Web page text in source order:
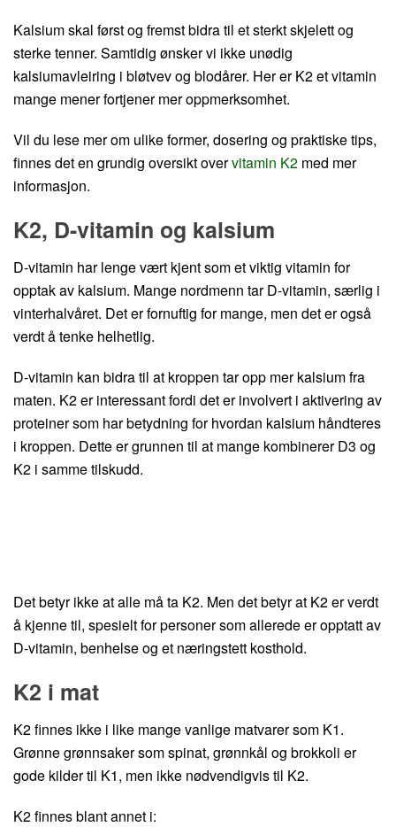
Kalsium skal først og fremst bidra til et sterkt skjelett og
sterke tenner. Samtidig ønsker vi ikke unødig
kalsiumavleiring i bløtvev og blodårer. Her er K2 et vitamin
mange mener fortjener mer oppmerksomhet.
Vil du lese mer om ulike former, dosering og praktiske tips,
finnes det en grundig oversikt overvitamin K2 med mer
informasjon.
K2, D-vitamin og kalsium
D-vitamin har lenge vært kjent som et viktig vitamin for
opptak av kalsium. Mange nordmenn tar D-vitamin, særlig i
vinterhalvåret. Det er fornuftig for mange, men det er også
verdt å tenke helhetlig.
D-vitamin kan bidra til at kroppen tar opp mer kalsium fra
maten. K2 er interessant fordi det er involvert i aktivering av
proteiner som har betydning for hvordan kalsium håndteres
i kroppen. Dette er grunnen til at mange kombinerer D3 og
K2 i samme tilskudd.
Det betyr ikke at alle må ta K2. Men det betyr at K2 er verdt
å kjenne til, spesielt for personer som allerede er opptatt av
D-vitamin, benhelse og et næringstett kosthold.
K2 i mat
K2 finnes ikke i like mange vanlige matvarer som K1.
Grønne grønnsaker som spinat, grønnkål og brokkoli er
gode kilder til K1, men ikke nødvendigvis til K2.
K2 finnes blant annet i: